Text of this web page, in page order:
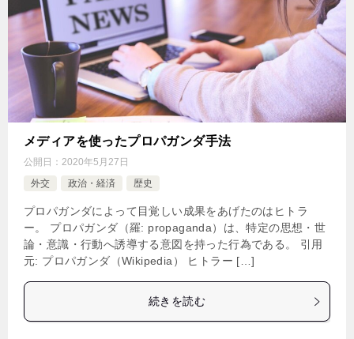
メディアを使ったプロパガンダ手法
公開日： 2020年5月27日
外交
政治・経済 歴史
プロパガンダによって目覚しい成果をあげたのはヒトラ
ー。 プロパガンダ（羅: propaganda）は、特定の思想・世
論・意識・行動へ誘導する意図を持った行為である。 引用
元: プロパガンダ（Wikipedia） ヒトラー […]
続きを読む